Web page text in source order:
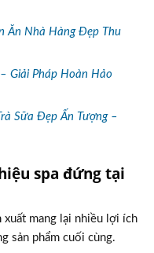
Ăn Nhà Hàng Đẹp Thu
Giải Pháp Hoàn Hảo
Sữa Đẹp Ấn Tượng –
spa đứng tại
mang lại nhiều lợi ích
sản phẩm cuối cùng.